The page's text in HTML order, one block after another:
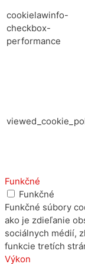
cookielawinfo-
checkbox-
performance
Funkčné
Funkčné
Funkčné súbory
ako je zdieľanie
sociálnych médií,
funkcie tretích
Výkon